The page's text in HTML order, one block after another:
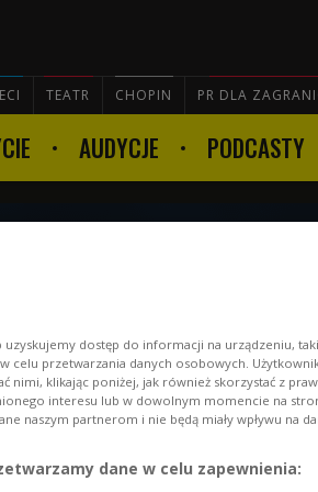
TEATR CHOPIN PR DLA

AUDYCJE PODCASTY
22:00
dostęp do informacji na urządzeniu,
celu przetwarzania danych osobowych.
nimi, klikając poniżej, jak również skorzystać z
interesu lub w dowolnym momencie na
naszym partnerom i nie będą miały wpływu na
dane w celu zapewnienia: